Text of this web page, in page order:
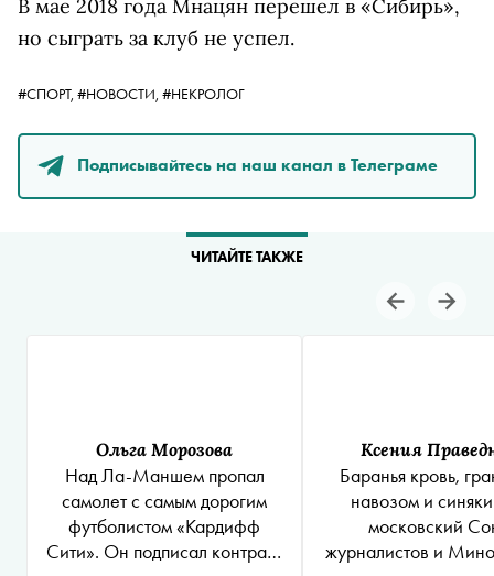
В мае 2018 года Мнацян перешел в «Сибирь»,
но сыграть за клуб не успел.
#СПОРТ, #НОВОСТИ, #НЕКРОЛОГ
Подписывайтесь на наш канал в Телеграме
ЧИТАЙТЕ ТАКЖЕ
Ольга Морозова
Над Ла-Маншем пропал
самолет с самым дорогим
футболистом «Кардифф
Сити». Он подписал контракт
Ксения
Баранья кровь,
навозом и
московский
журналистов и